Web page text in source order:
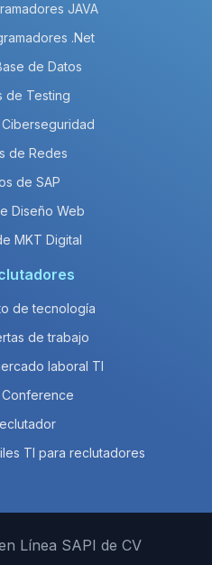
JAVA
.Net
de Datos
de Testing
de Redes
de SAP
Diseño Web
MKT Digital
de tecnología
de trabajo
laboral TI
TI para reclutadores
Línea SAPI de CV